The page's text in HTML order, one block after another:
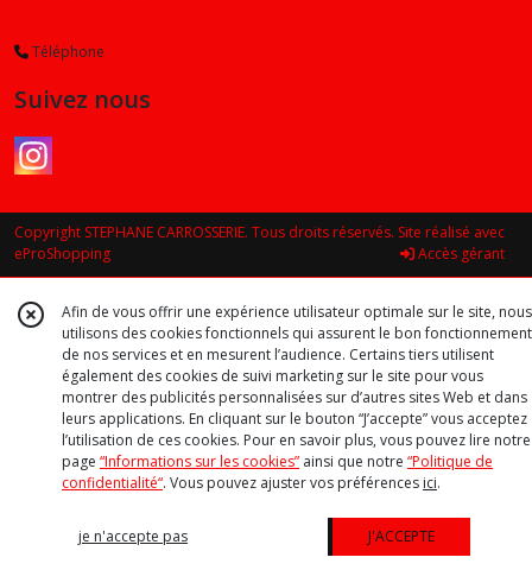
Téléphone
Suivez nous
Copyright STEPHANE CARROSSERIE. Tous droits réservés. Site réalisé avec
eProShopping
Accès gérant
Afin de vous offrir une expérience utilisateur optimale sur le site, nous
utilisons des cookies fonctionnels qui assurent le bon fonctionnement
de nos services et en mesurent l’audience. Certains tiers utilisent
également des cookies de suivi marketing sur le site pour vous
montrer des publicités personnalisées sur d’autres sites Web et dans
leurs applications. En cliquant sur le bouton “J’accepte” vous acceptez
l’utilisation de ces cookies. Pour en savoir plus, vous pouvez lire notre
page “Informations sur les cookies” ainsi que notre “Politique de
confidentialité“. Vous pouvez ajuster vos préférences ici.
je n'accepte pas J'ACCEPTE